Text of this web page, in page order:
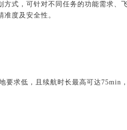
方式，可针对不同任务的功能需求
度及安全性。
要求低，且续航时长最高可达75min